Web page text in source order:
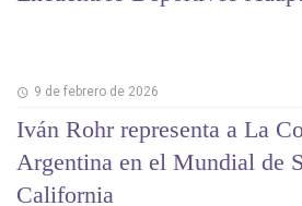
9 de febrero de 2026
Iván Rohr representa a La
Argentina en el Mundial de
California